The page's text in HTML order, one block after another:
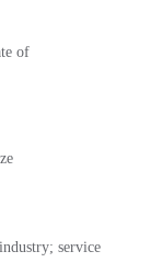
of
service